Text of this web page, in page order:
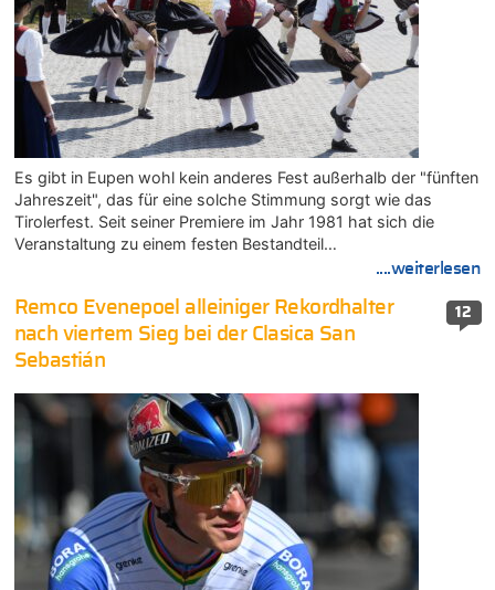
Es gibt in Eupen wohl kein anderes Fest außerhalb der "fünften
Jahreszeit", das für eine solche Stimmung sorgt wie das
Tirolerfest. Seit seiner Premiere im Jahr 1981 hat sich die
Veranstaltung zu einem festen Bestandteil…
....weiterlesen
12
Remco Evenepoel alleiniger Rekordhalter
nach viertem Sieg bei der Clasica San
Sebastián